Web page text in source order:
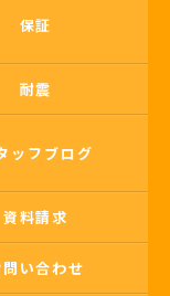
保証
耐震
ッフブログ
資料請求
問い合わせ